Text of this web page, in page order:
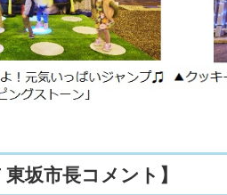
東坂市長コメント】